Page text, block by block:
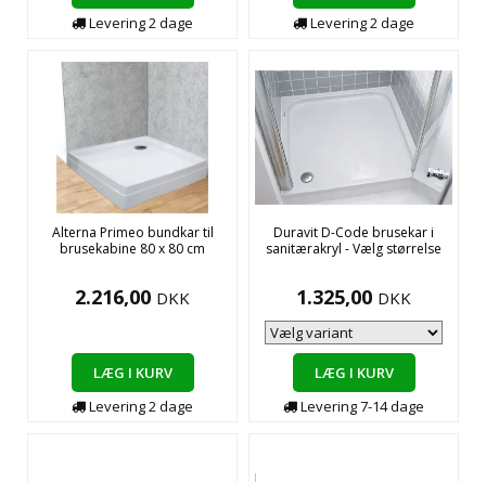
Levering2dage
Levering2dage
Alterna Primeo bundkar til
brusekabine 80 x 80 cm
2.216,00 DKK
LÆG I KURV
Levering2dage
Duravit D-Code brusekar i
sanitærakryl - Vælg størrelse
1.325,00 DKK
LÆG I KURV
Levering7-14dage